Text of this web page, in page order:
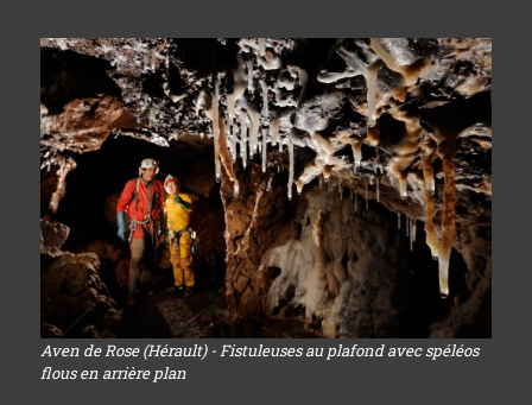
Aven de Rose (Hérault) - Fistuleuses au plafond avec spéléos
flous en arrière plan